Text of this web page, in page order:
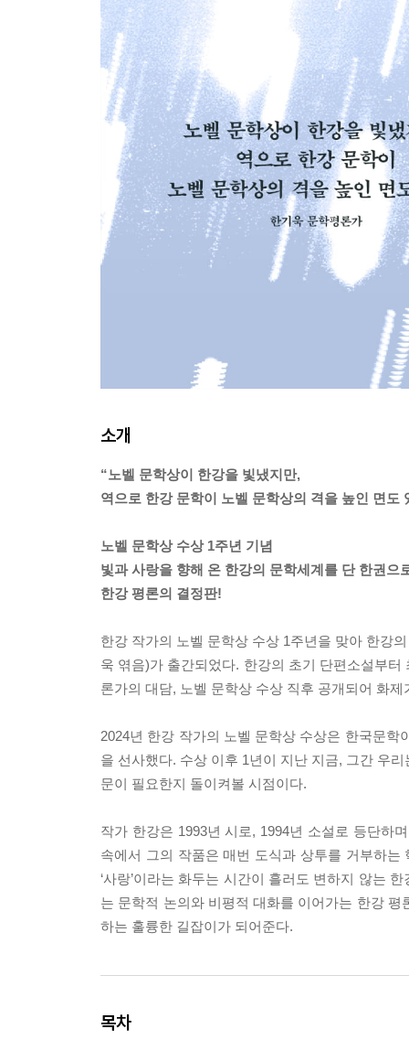
소개
“노벨 문학상이 한강을 빛냈지만,
역으로 한강 문학이 노벨 문학상의 격을 높인 면도
노벨 문학상 수상 1주년 기념
빛과 사랑을 향해 온 한강의 문학세계를 단 한권으
한강 평론의 결정판!
한강 작가의 노벨 문학상 수상 1주년을 맞아 한강
욱 엮음)가 출간되었다. 한강의 초기 단편소설부
론가의 대담, 노벨 문학상 수상 직후 공개되어 화
2024년 한강 작가의 노벨 문학상 수상은 한국문
을 선사했다. 수상 이후 1년이 지난 지금, 그간 우
문이 필요한지 돌이켜볼 시점이다.
작가 한강은 1993년 시로, 1994년 소설로 등단하
속에서 그의 작품은 매번 도식과 상투를 거부하는
‘사랑’이라는 화두는 시간이 흘러도 변하지 않는
는 문학적 논의와 비평적 대화를 이어가는 한강
하는 훌륭한 길잡이가 되어준다.
목차